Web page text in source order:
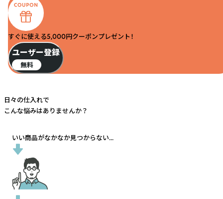
すぐに使える5,000円クーポンプレゼント！
ユーザー登録
無料
日々の仕入れで
こんな悩みはありませんか？
いい商品がなかなか見つからない...